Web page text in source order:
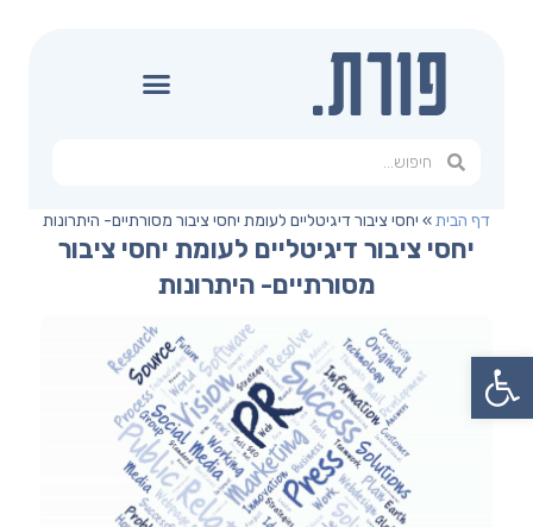
פתח סרגל נגישות
דף הבית» יחסי ציבור דיגיטליים לעומת יחסי ציבור מסורתיים- היתרונות
יחסי ציבור דיגיטליים לעומת יחסי ציבור
מסורתיים- היתרונות